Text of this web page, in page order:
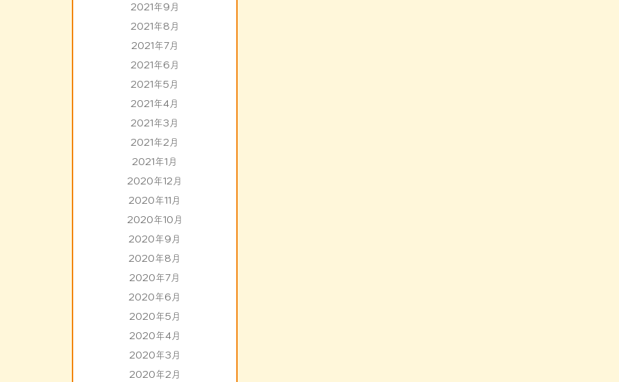
2021年9月
2021年8月
2021年7月
2021年6月
2021年5月
2021年4月
2021年3月
2021年2月
2021年1月
2020年12月
2020年11月
2020年10月
2020年9月
2020年8月
2020年7月
2020年6月
2020年5月
2020年4月
2020年3月
2020年2月